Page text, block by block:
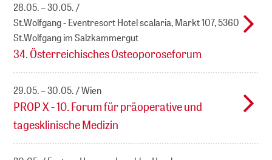
28.05. – 30.05.
St.Wolfgang - Eventresort Hotel scalaria, Markt 107, 5360
St.Wolfgang im Salzkammergut
34. Österreichisches Osteoporoseforum
29.05. – 30.05. Wien
PROP X - 10. Forum für präoperative und
tagesklinische Medizin